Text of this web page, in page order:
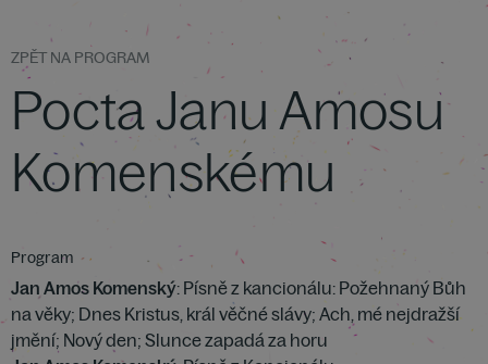
ZPĚT NA PROGRAM
Pocta Janu Amosu
Komenskému
Program
Jan Amos Komenský: Písně z kancionálu: Požehnaný Bůh
na věky; Dnes Kristus, král věčné slávy; Ach, mé nejdražší
jmění; Nový den; Slunce zapadá za horu